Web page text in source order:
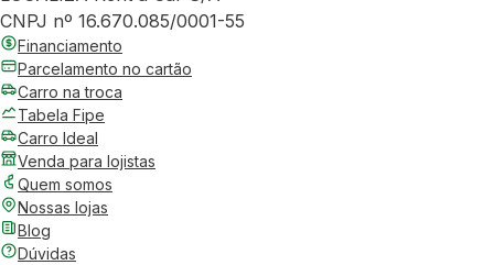
CNPJ nº 16.670.085/0001-55
Financiamento
Parcelamento no cartão
Carro na troca
Tabela Fipe
Carro Ideal
Venda para lojistas
Quem somos
Nossas lojas
Blog
Dúvidas